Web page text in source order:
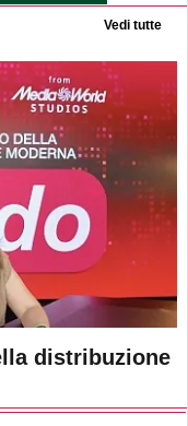
Vedi tutte
distribuzione